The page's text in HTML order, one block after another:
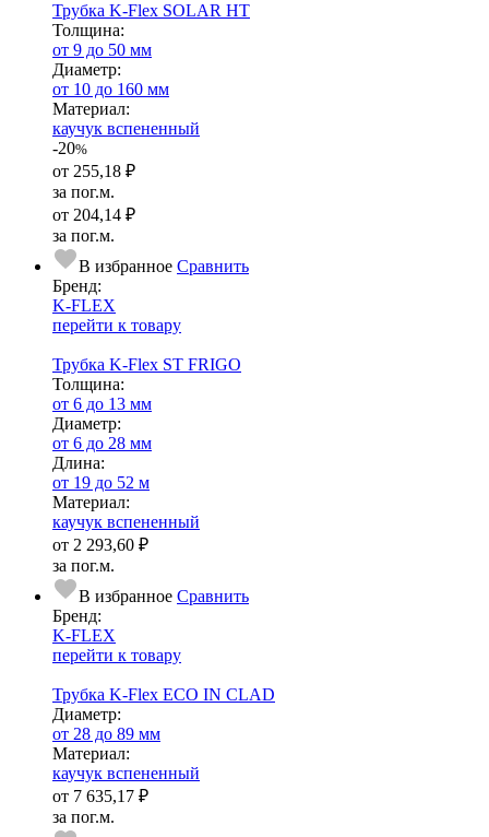
Трубка K-Flex SOLAR HT
Тол­щи­на:
от 9 до 50 мм
Диаметр:
от 10 до 160 мм
Ма­­те­­ри­­ал:
каучук вспененный
-20%
от 255,18 ₽
за пог.м.
от 204,14 ₽
за пог.м.
В избранное Сравнить
Бренд:
K-FLEX
перейти к товару
Трубка K-Flex ST FRIGO
Тол­щи­на:
от 6 до 13 мм
Диаметр:
от 6 до 28 мм
Длина:
от 19 до 52 м
Ма­­те­­ри­­ал:
каучук вспененный
от 2 293,60 ₽
за пог.м.
В избранное Сравнить
Бренд:
K-FLEX
перейти к товару
Трубка K-Flex ECO IN CLAD
Диаметр:
от 28 до 89 мм
Ма­­те­­ри­­ал:
каучук вспененный
от 7 635,17 ₽
за пог.м.